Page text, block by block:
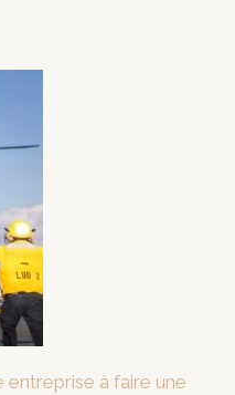
entreprise à faire une